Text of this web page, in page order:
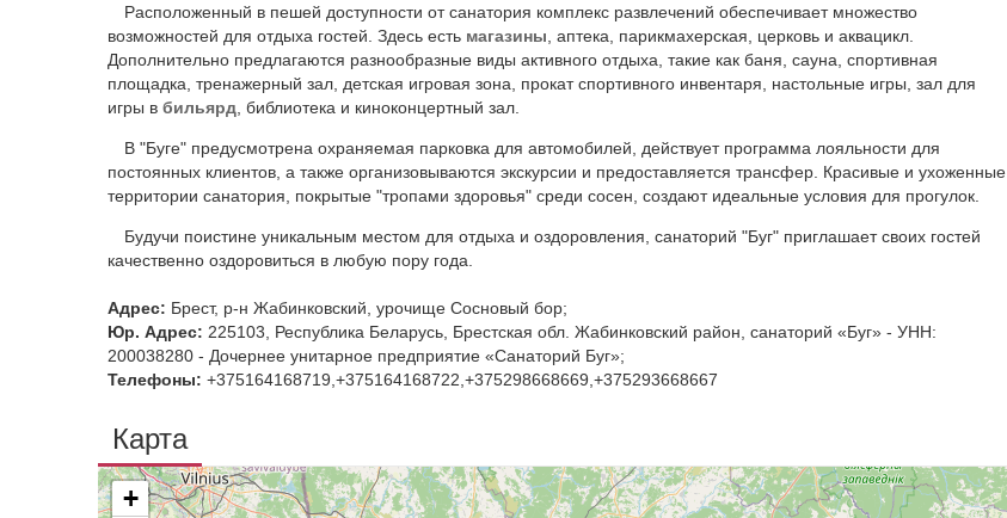
Расположенный в пешей доступности от санатория комплекс развлечений обеспечивает множество
возможностей для отдыха гостей. Здесь есть магазины, аптека, парикмахерская, церковь и аквацикл.
Дополнительно предлагаются разнообразные виды активного отдыха, такие как баня, сауна, спортивная
площадка, тренажерный зал, детская игровая зона, прокат спортивного инвентаря, настольные игры, зал для
игры вбильярд, библиотека и киноконцертный зал.
В "Буге" предусмотрена охраняемая парковка для автомобилей, действует программа лояльности для
постоянных клиентов, а также организовываются экскурсии и предоставляется трансфер. Красивые и ухоженные
территории санатория, покрытые "тропами здоровья" среди сосен, создают идеальные условия для прогулок.
Будучи поистине уникальным местом для отдыха и оздоровления, санаторий "Буг" приглашает своих гостей
качественно оздоровиться в любую пору года.
Адрес: Брест, р-н Жабинковский, урочище Сосновый бор;
Юр. Адрес: 225103, Республика Беларусь, Брестская обл. Жабинковский район, санаторий «Буг» - УНН:
200038280 - Дочернее унитарное предприятие «Санаторий Буг»;
Телефоны: +375164168719,+375164168722,+375298668669,+375293668667
Карта
+